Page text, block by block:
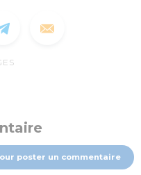
poster un commentaire